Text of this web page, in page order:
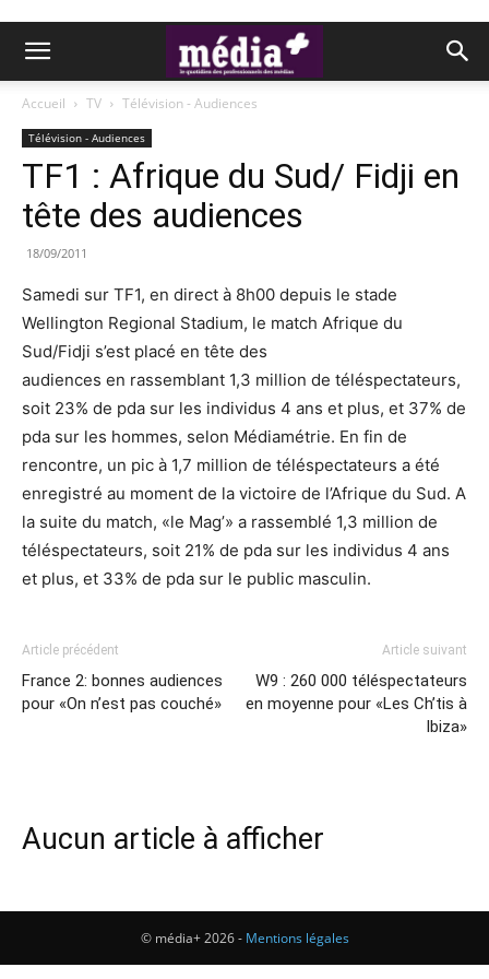
Accueil TV Télévision - Audiences
Télévision - Audiences
TF1 : Afrique du Sud/ Fidji en
tête des audiences
18/09/2011
Samedi sur TF1, en direct à 8h00 depuis le stade
Wellington Regional Stadium, le match Afrique du
Sud/Fidji s’est placé en tête des
audiences en rassemblant 1,3 million de téléspectateurs,
soit 23% de pda sur les individus 4 ans et plus, et 37% de
pda sur les hommes, selon Médiamétrie. En fin de
rencontre, un pic à 1,7 million de téléspectateurs a été
enregistré au moment de la victoire de l’Afrique du Sud. A
la suite du match, «le Mag’» a rassemblé 1,3 million de
téléspectateurs, soit 21% de pda sur les individus 4 ans
et plus, et 33% de pda sur le public masculin.
Article précédent
France 2: bonnes audiences
pour «On n’est pas couché»
Article suivant
W9 : 260 000 téléspectateurs
en moyenne pour «Les Ch’tis à
Ibiza»
Aucun article à afficher
© média+ 2026 - Mentions légales